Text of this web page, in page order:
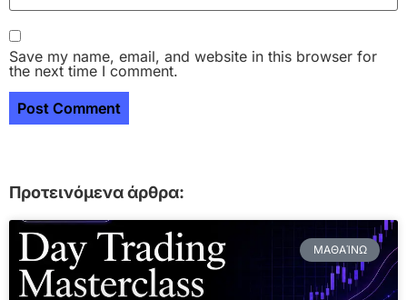
Save my name, email, and website in this browser for
the next time I comment.
Προτεινόμενα άρθρα:
ΜΑΘΑΊΝΩ